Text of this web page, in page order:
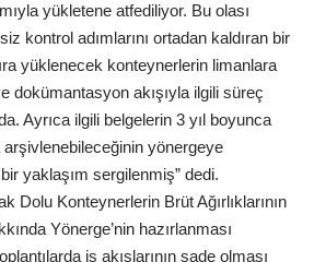
yükletene atfediliyor. Bu olası
kontrol adımlarını ortadan kaldıran bir
yüklenecek konteynerlerin limanlara
dokümantasyon akışıyla ilgili süreç
Ayrıca ilgili belgelerin 3 yıl boyunca
yönergeye
yaklaşım sergilenmiş” dedi.
Dolu Konteynerlerin Brüt Ağırlıklarının
Yönerge’nin hazırlanması
iş akışlarının sade olması